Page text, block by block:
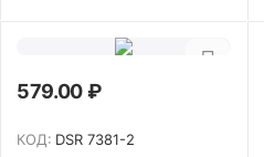
579.00₽
КОД: DSR 7381-2